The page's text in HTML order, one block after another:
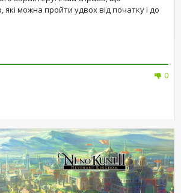
які можна пройти удвох від початку і до
0